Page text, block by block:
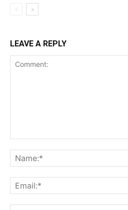
LEAVE A REPLY